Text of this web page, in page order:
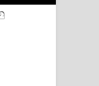
- මනෝභව
- ආකාහේ